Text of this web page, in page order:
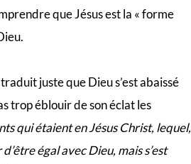
que Jésus est la « forme
juste que Dieu s’est abaissé
trop éblouir de son éclat les
qui étaient en Jésus Christ, lequel,
égal avec Dieu, mais s’est